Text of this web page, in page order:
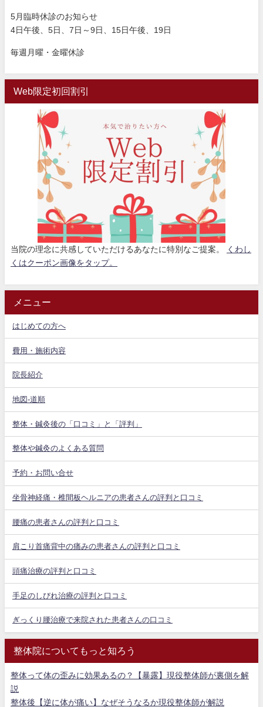
5月臨時休診のお知らせ
4日午後、5日、7日～9日、15日午後、19日
毎週月曜・金曜休診
Web限定初回割引
当院の理念に共感していただけるあなたに特別なご提案。
くわし
くはクーポン画像をタップ。
メニュー
はじめての方へ
費用・施術内容
院長紹介
地図-道順
整体・鍼灸後の「口コミ」と「評判」
整体や鍼灸のよくある質問
予約・お問い合せ
坐骨神経痛・椎間板ヘルニアの患者さんの評判と口コミ
腰痛の患者さんの評判と口コミ
肩こり首痛背中の痛みの患者さんの評判と口コミ
頭痛治療の評判と口コミ
手足のしびれ治療の評判と口コミ
ぎっくり腰治療で来院された患者さんの口コミ
整体院についてもっと知ろう
整体って体の歪みに効果あるの？【暴露】現役整体師が裏側を解
説
整体後【逆に体が痛い】なぜそうなるか現役整体師が解説